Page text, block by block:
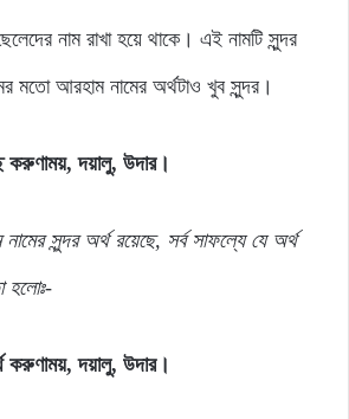
নাম রাখা হয়ে থাকে। এই নামটি সুন্দর
মতো আরহাম নামের অর্থটাও খুব সুন্দর।
করুণাময়, দয়ালু, উদার।
নামেরসুন্দর অর্থ রয়েছে, সর্ব সাফল্যেযে অর্থ
হলোঃ-
করুণাময়, দয়ালু, উদার।